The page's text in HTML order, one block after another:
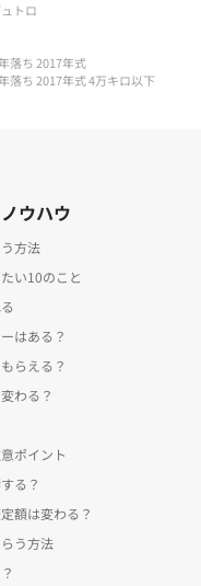
トロ
落ち 2017年式
落ち 2017年式 4万キロ以下
ウハウ
方法
い10のこと
はある？
らえる？
わる？
ポイント
る？
額は変わる？
う方法